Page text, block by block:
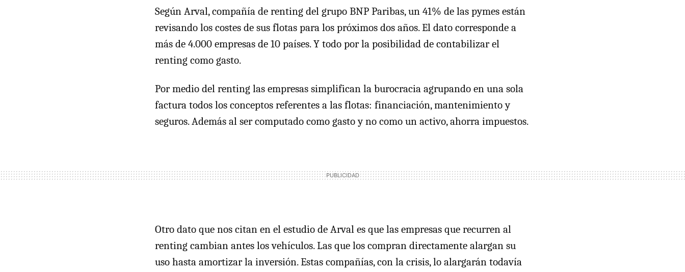
Según Arval, compañía de renting del grupo BNP Paribas, un 41% de las pymes están
revisando los costes de sus flotas para los próximos dos años. El dato corresponde a
más de 4.000 empresas de 10 países. Y todo por la posibilidad de contabilizar el
renting como gasto.
Por medio del renting las empresas simplifican la burocracia agrupando en una sola
factura todos los conceptos referentes a las flotas: financiación, mantenimiento y
seguros. Además al ser computado como gasto y no como un activo, ahorra impuestos.
Otro dato que nos citan en el estudio de Arval es que las empresas que recurren al
renting cambian antes los vehículos. Las que los compran directamente alargan su
uso hasta amortizar la inversión. Estas compañías, con la crisis, lo alargarán todavía